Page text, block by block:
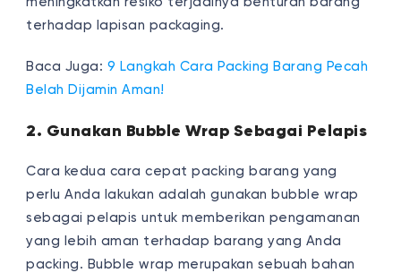
terhadap lapisan packaging.
Baca Juga: 9 Langkah Cara Packing Barang Pecah
Belah Dijamin Aman!
2. Gunakan Bubble Wrap Sebagai Pelapis
Cara kedua cara cepat packing barang yang
perlu Anda lakukan adalah gunakan bubble wrap
sebagai pelapis untuk memberikan pengamanan
yang lebih aman terhadap barang yang Anda
packing. Bubble wrap merupakan sebuah bahan